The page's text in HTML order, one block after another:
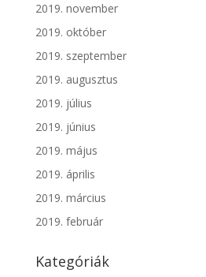
2019. november
2019. október
2019. szeptember
2019. augusztus
2019. július
2019. június
2019. május
2019. április
2019. március
2019. február
Kategóriák